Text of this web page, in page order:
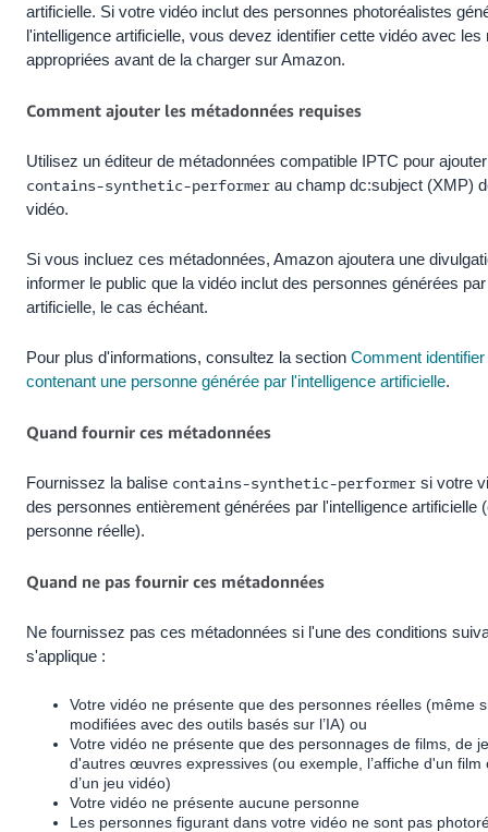
中
文
TW
日
本
語
JP
Español
artificielle. Si votre vidéo inclut des personnes photoréalistes
l'intelligence artificielle, vous devez identifier cette vidéo avec les
appropriées avant de la charger sur Amazon.
Comment ajouter les métadonnées requises
Utilisez un éditeur de métadonnées compatible IPTC pour
contains-synthetic-performerau champ dc:subject (XMP)
vidéo.
Si vous incluez ces métadonnées, Amazon ajoutera une
informer le public que la vidéo inclut des personnes générées
artificielle, le cas échéant.
Pour plus d'informations, consultez la section Comment
contenant une personne générée par l'intelligence artificielle.
Quand fournir ces métadonnées
Fournissez la balise contains-synthetic-performersi votre
des personnes entièrement générées par l'intelligence artificielle
personne réelle).
Quand ne pas fournir ces métadonnées
Ne fournissez pas ces métadonnées si l'une des conditions
s'applique :
Votre vidéo ne présente que des personnes réelles (même
modifiées avec des outils basés sur l’IA) ou
Votre vidéo ne présente que des personnages de films, de
d'autres œuvres expressives (ou exemple, l’affiche d'un film
d’un jeu vidéo)
Votre vidéo ne présente aucune personne
Les personnes figurant dans votre vidéo ne sont pas